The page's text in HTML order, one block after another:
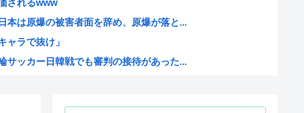
されるwww
本は原爆の被害者面を辞め、原爆が落と...
ャラで抜け」
サッカー日韓戦でも審判の接待があった...